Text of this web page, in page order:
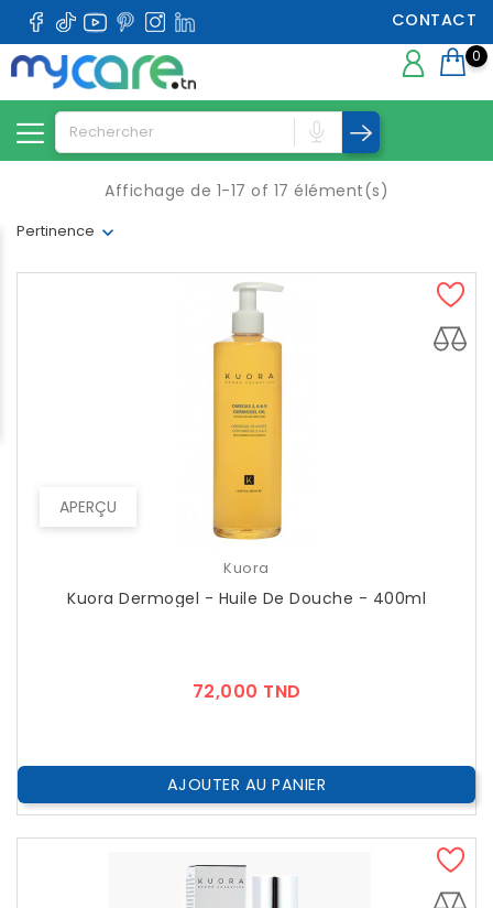
CONTACT
0
Pertinence
Affichage de 1-17 of 17 élément(s)
APERÇU
Kuora
Kuora Dermogel - Huile De Douche - 400ml
72,000 TND
AJOUTER AU PANIER